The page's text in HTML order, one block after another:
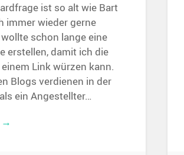
ist so alt wie Bart
immer wieder gerne
schon lange eine
erstellen, damit ich die
Link würzen kann.
Blogs verdienen in der
ein Angestellter…
→